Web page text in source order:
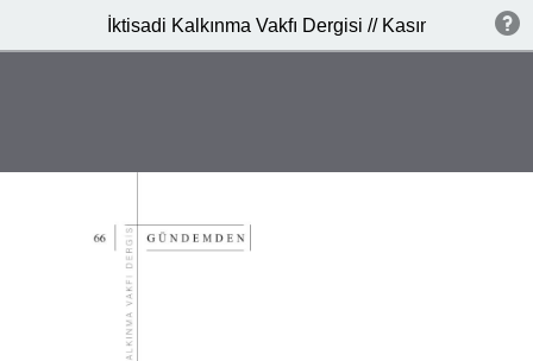
İktisadi Kalkınma Vakfı Dergisi // Kasım 2014